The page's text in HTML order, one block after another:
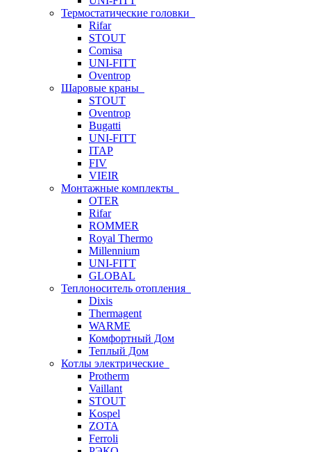
Термостатические головки
Rifar
STOUT
Comisa
UNI-FITT
Oventrop
Шаровые краны
STOUT
Oventrop
Bugatti
UNI-FITT
ITAP
FIV
VIEIR
Монтажные комплекты
OTER
Rifar
ROMMER
Royal Thermo
Millennium
UNI-FITT
GLOBAL
Теплоноситель отопления
Dixis
Thermagent
WARME
Комфортный Дом
Теплый Дом
Котлы электрические
Protherm
Vaillant
STOUT
Kospel
ZOTA
Ferroli